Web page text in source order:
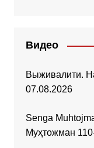
Видео
Выживалити.
07.08.2026
Senga
Муҳтожман